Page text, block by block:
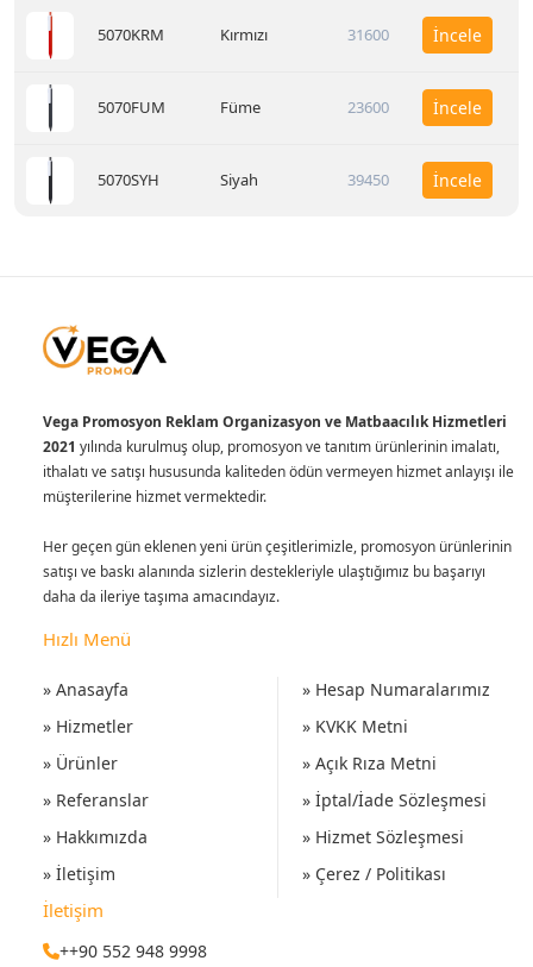
5070KRM Kırmızı 31600 İncele
5070FUM Füme 23600 İncele
5070SYH Siyah 39450 İncele
Vega Promosyon Reklam Organizasyon ve Matbaacılık Hizmetleri
2021 yılında kurulmuş olup, promosyon ve tanıtım ürünlerinin imalatı,
ithalatı ve satışı hususunda kaliteden ödün vermeyen hizmet anlayışı ile
müşterilerine hizmet vermektedir.
Her geçen gün eklenen yeni ürün çeşitlerimizle, promosyon ürünlerinin
satışı ve baskı alanında sizlerin destekleriyle ulaştığımız bu başarıyı
daha da ileriye taşıma amacındayız.
Hızlı Menü
» Anasayfa
» Hizmetler
» Ürünler
» Referanslar
» Hakkımızda
» İletişim
» Hesap Numaralarımız
» KVKK Metni
» Açık Rıza Metni
» İptal/İade Sözleşmesi
» Hizmet Sözleşmesi
» Çerez / Politikası
İletişim
++90 552 948 9998